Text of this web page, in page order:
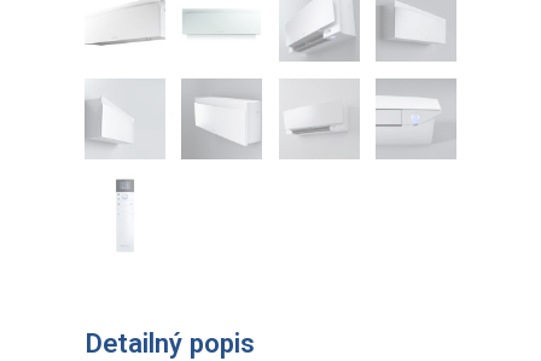
Detailný popis